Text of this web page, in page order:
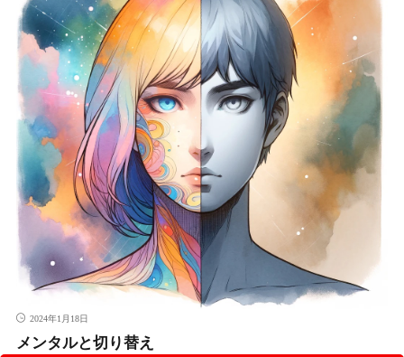
2024年1月18日
メンタルと切り替え